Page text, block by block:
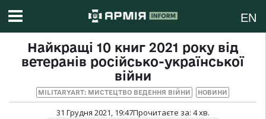
EN
Найкращі 10 книг 2021 року від
ветеранів російсько-української
війни
MILITARYART: МИСТЕЦТВО ВЕДЕННЯ ВІЙНИ НОВИНИ
31 Грудня 2021, 19:47Прочитаєте за: 4хв.